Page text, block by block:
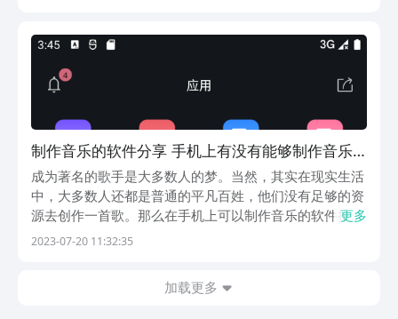
创...
制作音乐的软件分享 手机上有没有能够制作音乐
的软件
成为著名的歌手是大多数人的梦。当然，其实在现实生活
中，大多数人还都是普通的平凡百姓，他们没有足够的资
源去创作一首歌。那么在手机上可以制作音乐的软件推荐
下载使用有哪些呢？虽然大家不能通过专业的方式制作自
更多
2023-07-20 11:32:35
加载更多